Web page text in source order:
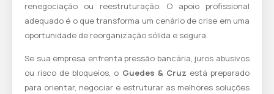
renegociação ou reestruturação. O apoio profissional
adequado é o que transforma um cenário de crise em uma
oportunidade de reorganização sólida e segura.
Se sua empresa enfrenta pressão bancária, juros abusivos
ou risco de bloqueios, o Guedes & Cruz está preparado
para orientar, negociar e estruturar as melhores soluções